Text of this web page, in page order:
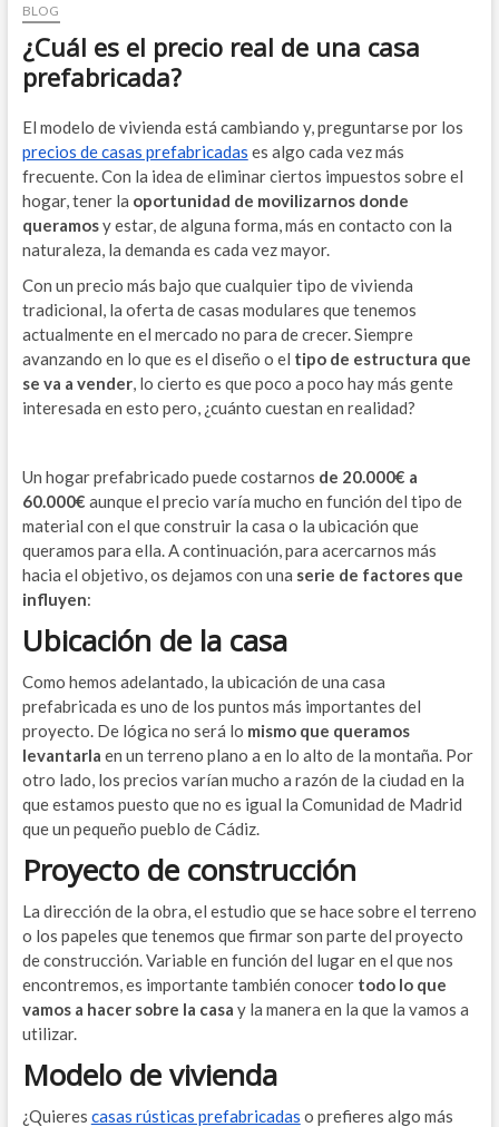
BLOG
¿Cuál es el precio real de una casa
prefabricada?
El modelo de vivienda está cambiando y, preguntarse por los
precios de casas prefabricadas es algo cada vez más
frecuente. Con la idea de eliminar ciertos impuestos sobre el
hogar, tener la oportunidad de movilizarnos donde
queramosy estar, de alguna forma, más en contacto con la
naturaleza, la demanda es cada vez mayor.
Con un precio más bajo que cualquier tipo de vivienda
tradicional, la oferta de casas modulares que tenemos
actualmente en el mercado no para de crecer. Siempre
avanzando en lo que es el diseño o el tipo de estructura que
se va a vender, lo cierto es que poco a poco hay más gente
interesada en esto pero, ¿cuánto cuestan en realidad?
Un hogar prefabricado puede costarnos de 20.000€ a
60.000€ aunque el precio varía mucho en función del tipo de
material con el que construir la casa o la ubicación que
queramos para ella. A continuación, para acercarnos más
hacia el objetivo, os dejamos con una serie de factores que
influyen:
Ubicación de la casa
Como hemos adelantado, la ubicación de una casa
prefabricada es uno de los puntos más importantes del
proyecto. De lógica no será lo mismo que queramos
levantarla en un terreno plano a en lo alto de la montaña. Por
otro lado, los precios varían mucho a razón de la ciudad en la
que estamos puesto que no es igual la Comunidad de Madrid
que un pequeño pueblo de Cádiz.
Proyecto de construcción
La dirección de la obra, el estudio que se hace sobre el terreno
o los papeles que tenemos que firmar son parte del proyecto
de construcción. Variable en función del lugar en el que nos
encontremos, es importante también conocertodo lo que
vamos a hacer sobre la casa y la manera en la que la vamos a
utilizar.
Modelo de vivienda
¿Quieres casas rústicas prefabricadas o prefieres algo más